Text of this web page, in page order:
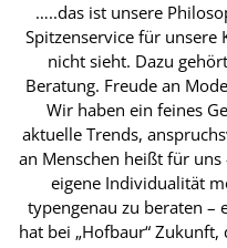
…..das ist unsere
Spitzenservice für unsere
nicht sieht. Dazu
Beratung. Freude an
Wir haben ein feines
aktuelle Trends,
an Menschen heißt für
eigene Individualität
typengenau zu beraten –
hat bei „Hofbaur“